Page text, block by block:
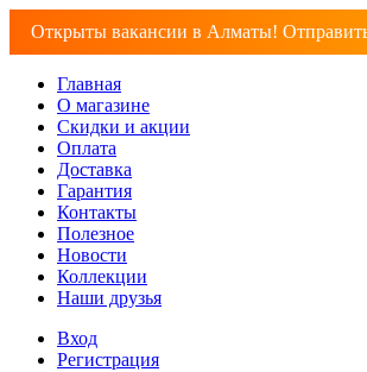
Открыты вакансии в Алматы!
Главная
О магазине
Скидки и акции
Оплата
Доставка
Гарантия
Контакты
Полезное
Новости
Коллекции
Наши друзья
Вход
Регистрация